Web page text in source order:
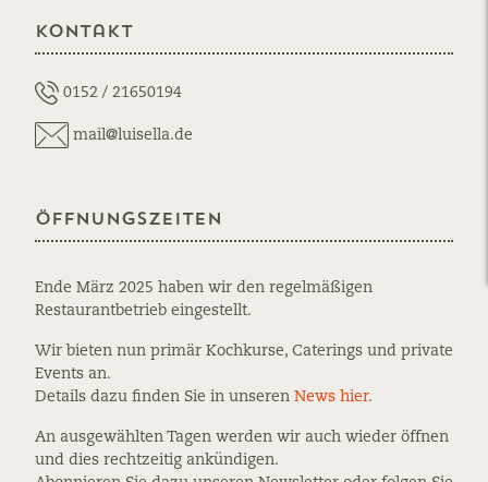
Kontakt
0152 / 21650194
mail@luisella.de
Öffnungszeiten
Ende März 2025 haben wir den regelmäßigen
Restaurantbetrieb eingestellt.
Wir bieten nun primär Kochkurse, Caterings und private
Events an.
Details dazu finden Sie in unseren News hier.
An ausgewählten Tagen werden wir auch wieder öffnen
und dies rechtzeitig ankündigen.